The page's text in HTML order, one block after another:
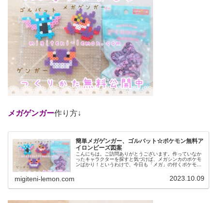
メガゲンガー作り方↓
簡単メガゲンガー、ゴルバット☆ポケモン無料ア
イロンビーズ図案
こんにちは。ご訪問ありがとうございます。作っていなか
ったキャラクターを探すと気づけば、メガシンカのポケモ
ンばかり！というわけで、今日も「メガ」の付くポケモン
migiteni-lemon.com 2023.10.09